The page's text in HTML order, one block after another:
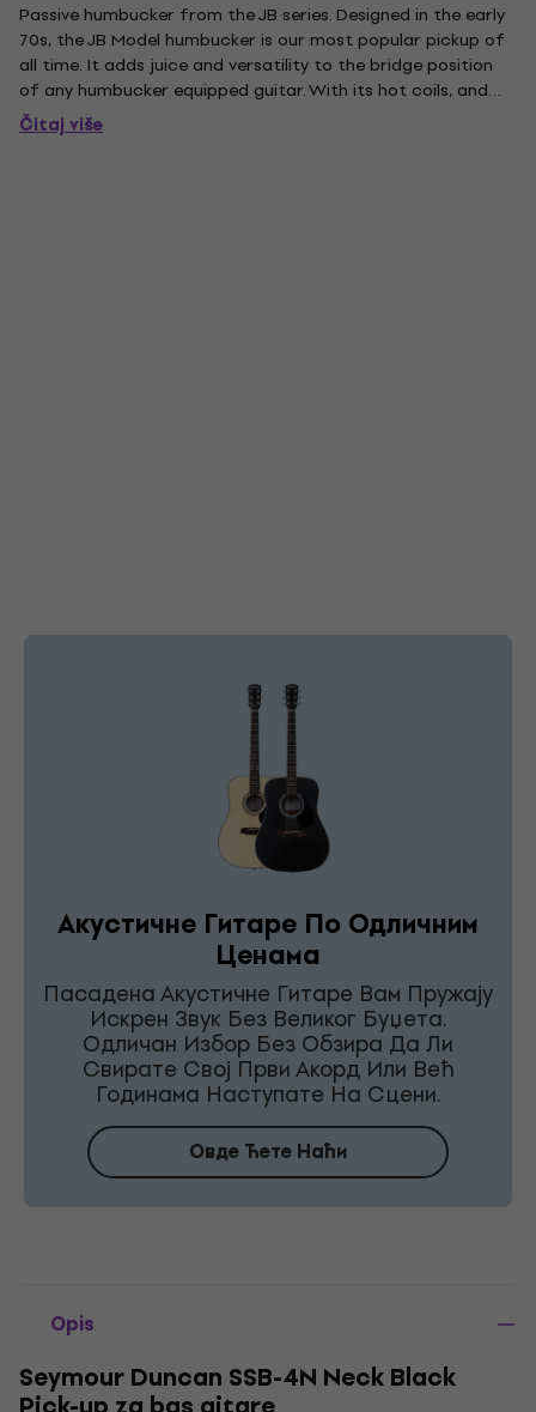
Passive humbucker from the JB series. Designed in the early
70s, the JB Model humbucker is our most popular pickup of
all time. It adds juice and versatility to the bridge position
of any humbucker equipped guitar. With its hot coils, and
alnico 5 bar magnet, this pickup delivers an unmistakable
upper midrange attack, a tight, articulate low...
Čitaj više
Акустичне Гитаре По Одличним
Ценама
Пасадена Акустичне Гитаре Вам Пружају
Искрен Звук Без Великог Буџета.
Одличан Избор Без Обзира Да Ли
Свирате Свој Први Акорд Или Већ
Годинама Наступате На Сцени.
Овде Ћете Наћи
Opis
Seymour Duncan SSB-4N Neck Black